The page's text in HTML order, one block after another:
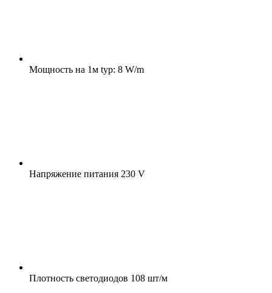
Мощность на 1м typ: 8 W/m
Напряжение питания 230 V
Плотность светодиодов 108 шт/м